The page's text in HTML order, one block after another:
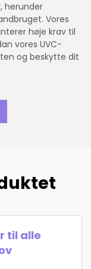
herunder
Vores
høje krav til
vores UVC-
og beskytte dit
til alle